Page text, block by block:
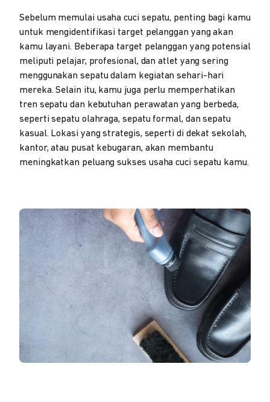
Sebelum memulai usaha cuci sepatu, penting bagi kamu
untuk mengidentifikasi target pelanggan yang akan
kamu layani. Beberapa target pelanggan yang potensial
meliputi pelajar, profesional, dan atlet yang sering
menggunakan sepatu dalam kegiatan sehari-hari
mereka. Selain itu, kamu juga perlu memperhatikan
tren sepatu dan kebutuhan perawatan yang berbeda,
seperti sepatu olahraga, sepatu formal, dan sepatu
kasual. Lokasi yang strategis, seperti di dekat sekolah,
kantor, atau pusat kebugaran, akan membantu
meningkatkan peluang sukses usaha cuci sepatu kamu.